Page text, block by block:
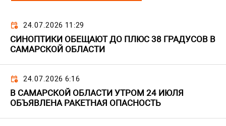
24.07.2026 11:29
СИНОПТИКИ ОБЕЩАЮТ ДО ПЛЮС 38 ГРАДУСОВ В
САМАРСКОЙ ОБЛАСТИ
24.07.2026 6:16
В САМАРСКОЙ ОБЛАСТИ УТРОМ 24 ИЮЛЯ
ОБЪЯВЛЕНА РАКЕТНАЯ ОПАСНОСТЬ